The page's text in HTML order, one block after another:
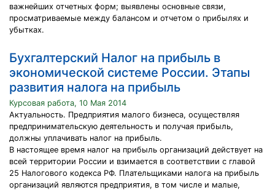
важнейших отчетных форм; выявлены основные связи,
просматриваемые между балансом и отчетом о прибылях и
убытках.
Бухгалтерский Налог на прибыль в
экономической системе России. Этапы
развития налога на прибыль
Курсовая работа, 10 Мая 2014
Актуальность. Предприятия малого бизнеса, осуществляя
предпринимательскую деятельность и получая прибыль,
должны уплачивать налог на прибыль.
В настоящее время налог на прибыль организаций действует на
всей территории России и взимается в соответствии с главой
25 Налогового кодекса РФ. Плательщиками налога на прибыль
организаций являются предприятия, в том числе и малые,